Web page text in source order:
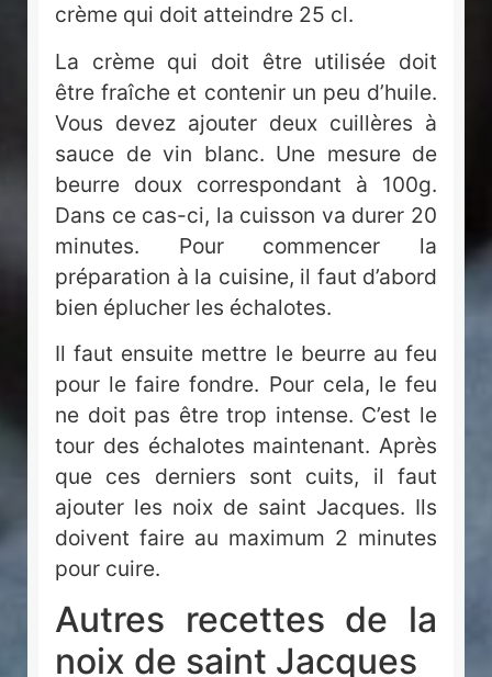
crème qui doit atteindre 25 cl.
La crème qui doit être utilisée doit
être fraîche et contenir un peu d’huile.
Vous devez ajouter deux cuillères à
sauce de vin blanc. Une mesure de
beurre doux correspondant à 100g.
Dans ce cas-ci, la cuisson va durer 20
minutes. Pour commencer la
préparation à la cuisine, il faut d’abord
bien éplucher les échalotes.
Il faut ensuite mettre le beurre au feu
pour le faire fondre. Pour cela, le feu
ne doit pas être trop intense. C’est le
tour des échalotes maintenant. Après
que ces derniers sont cuits, il faut
ajouter les noix de saint Jacques. Ils
doivent faire au maximum 2 minutes
pour cuire.
Autres recettes de la
noix de saint Jacques